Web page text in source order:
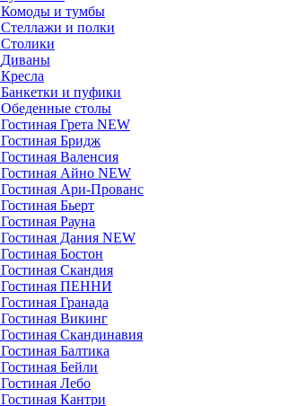
Комоды и тумбы
Стеллажи и полки
Столики
Диваны
Кресла
Банкетки и пуфики
Обеденные столы
Гостиная Грета NEW
Гостиная Бридж
Гостиная Валенсия
Гостиная Айно NEW
Гостиная Ари-Прованс
Гостиная Бьерт
Гостиная Рауна
Гостиная Дания NEW
Гостиная Бостон
Гостиная Скандия
Гостиная ПЕННИ
Гостиная Гранада
Гостиная Викинг
Гостиная Скандинавия
Гостиная Балтика
Гостиная Бейли
Гостиная Лебо
Гостиная Кантри